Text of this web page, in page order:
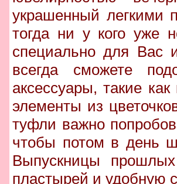
украшенный легкими
тогда ни у кого уже
специально для Вас
всегда сможете
аксессуары, такие
элементы из
туфли важно
чтобы потом в день
Выпускницы
пластырей и удобную